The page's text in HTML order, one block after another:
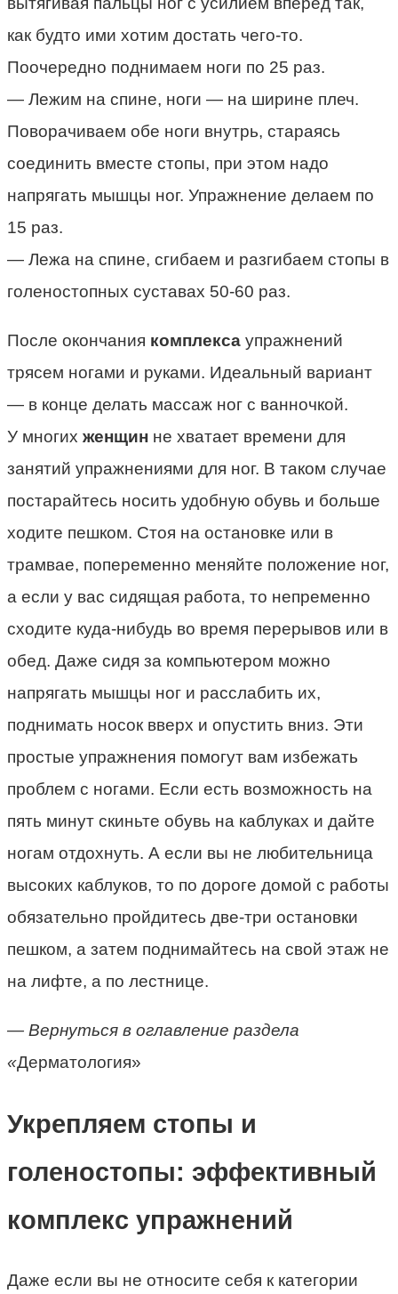
как будто ими хотим достать чего-то.
Поочередно поднимаем ноги по 25 раз.
— Лежим на спине, ноги — на ширине плеч.
Поворачиваем обе ноги внутрь, стараясь
соединить вместе стопы, при этом надо
напрягать мышцы ног. Упражнение делаем по
15 раз.
— Лежа на спине, сгибаем и разгибаем стопы в
голеностопных суставах 50-60 раз.
После окончания комплекса упражнений
трясем ногами и руками. Идеальный вариант
— в конце делать массаж ног с ванночкой.
У многих женщин не хватает времени для
занятий упражнениями для ног. В таком случае
постарайтесь носить удобную обувь и больше
ходите пешком. Стоя на остановке или в
трамвае, попеременно меняйте положение ног,
а если у вас сидящая работа, то непременно
сходите куда-нибудь во время перерывов или в
обед. Даже сидя за компьютером можно
напрягать мышцы ног и расслабить их,
поднимать носок вверх и опустить вниз. Эти
простые упражнения помогут вам избежать
проблем с ногами. Если есть возможность на
пять минут скиньте обувь на каблуках и дайте
ногам отдохнуть. А если вы не любительница
высоких каблуков, то по дороге домой с работы
обязательно пройдитесь две-три остановки
пешком, а затем поднимайтесь на свой этаж не
на лифте, а по лестнице.
— Вернуться в оглавление раздела
«Дерматология»
Укрепляем стопы и
голеностопы: эффективный
комплекс упражнений
Даже если вы не относите себя к категории